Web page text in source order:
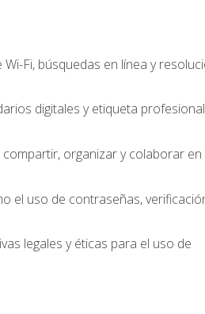
Fi, búsquedas en línea y
digitales y etiqueta profesional
organizar y colaborar en
el uso de contraseñas,
legales y éticas para el uso de